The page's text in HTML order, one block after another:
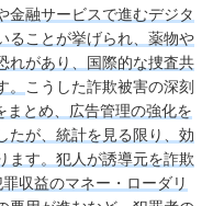
金融サービスで進むデジタ
ることが挙げられ、薬物や
れがあり、国際的な捜査共
こうした詐欺被害の深刻
とめ、広告管理の強化を
たが、統計を見る限り、効
ます。犯人が誘導元を詐欺
収益のマネー・ローダリ